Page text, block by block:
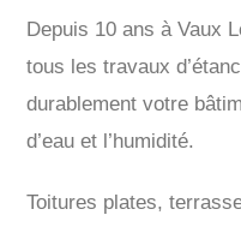
Depuis 10 ans à Vaux
tous les travaux
durablement votre
d’eau et l’humidité.
Toitures plates,